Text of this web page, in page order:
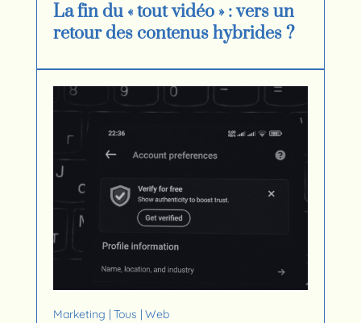
La fin du « tout vidéo » : vers un
retour des contenus hybrides ?
Marketing | Tous | Web